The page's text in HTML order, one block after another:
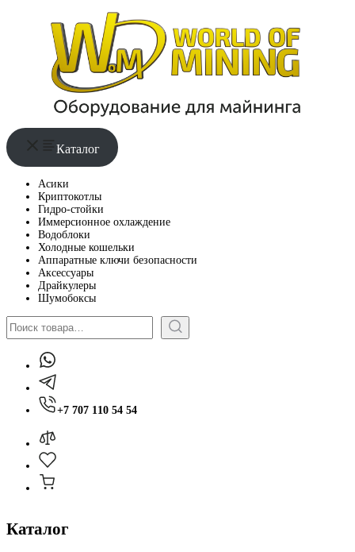
Каталог
Асики
Криптокотлы
Гидро-стойки
Иммерсионное охлаждение
Водоблоки
Холодные кошельки
Аппаратные ключи безопасности
Аксессуары
Драйкулеры
Шумобоксы
Поиск
+7 707 110 54 54
Каталог